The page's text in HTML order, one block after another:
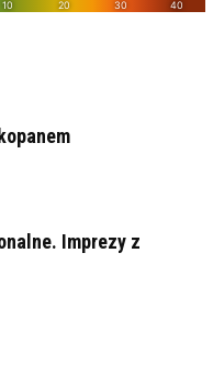
Imprezy z